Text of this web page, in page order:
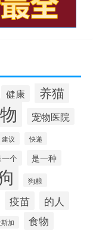
健康 养猫
宠物医院
建议 快递
一个 是一种
狗粮
疫苗 的人
加 食物